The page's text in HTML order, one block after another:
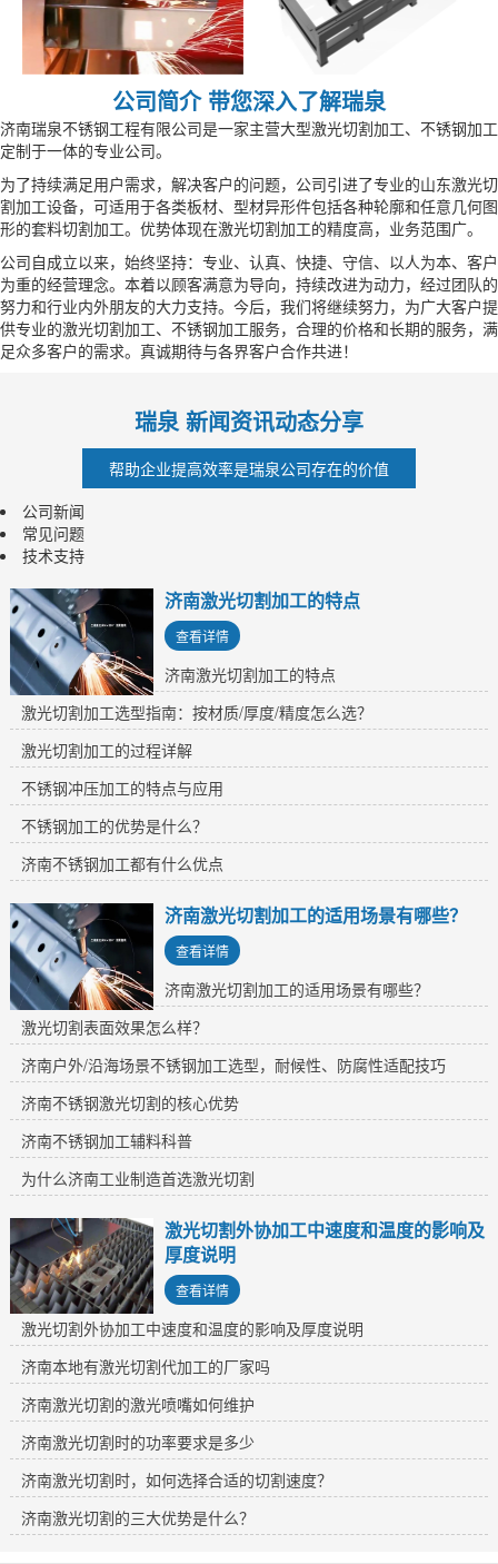
公司简介 带您深入了解瑞泉
济南瑞泉不锈钢工程有限公司是一家主营大型激光切割加工、不锈钢加工
定制于一体的专业公司。
为了持续满足用户需求，解决客户的问题，公司引进了专业的山东激光切
割加工设备，可适用于各类板材、型材异形件包括各种轮廓和任意几何图
形的套料切割加工。优势体现在激光切割加工的精度高，业务范围广。
公司自成立以来，始终坚持：专业、认真、快捷、守信、以人为本、客户
为重的经营理念。本着以顾客满意为导向，持续改进为动力，经过团队的
努力和行业内外朋友的大力支持。今后，我们将继续努力，为广大客户提
供专业的激光切割加工、不锈钢加工服务，合理的价格和长期的服务，满
足众多客户的需求。真诚期待与各界客户合作共进！
瑞泉 新闻资讯动态分享
帮助企业提高效率是瑞泉公司存在的价值
公司新闻
常见问题
技术支持
济南激光切割加工的特点
查看详情
济南激光切割加工的特点
激光切割加工选型指南：按材质/厚度/精度怎么选？
激光切割加工的过程详解
不锈钢冲压加工的特点与应用
不锈钢加工的优势是什么？
济南​不锈钢加工都有什么优点
济南激光切割加工的适用场景有哪些？
查看详情
济南激光切割加工的适用场景有哪些？
​激光切割表面效果怎么样？
济南户外/沿海场景不锈钢加工选型，耐候性、防腐性适配技巧
济南不锈钢激光切割的核心优势
济南不锈钢加工辅料科普
为什么济南工业制造首选激光切割
激光切割外协加工中速度和温度的影响及
厚度说明
查看详情
激光切割外协加工中速度和温度的影响及厚度说明
济南本地有激光切割代加工的厂家吗
济南激光切割的激光喷嘴如何维护
济南激光切割时的功率要求是多少
济南激光切割时，如何选择合适的切割速度？
济南激光切割的三大优势是什么？